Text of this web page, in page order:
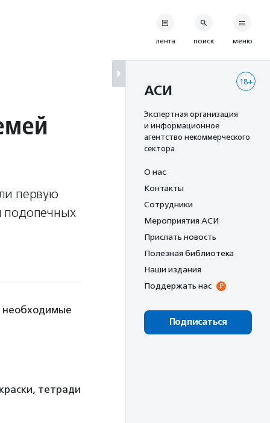
первую
подопечных
необходимые
тетради
лента поиск меню
18+
АСИ
Экспертная организация
и информационное
агентство некоммерческого
сектора
О нас
Контакты
Сотрудники
Мероприятия АСИ
Прислать новость
Полезная библиотека
Наши издания
Поддержать нас
Подписаться